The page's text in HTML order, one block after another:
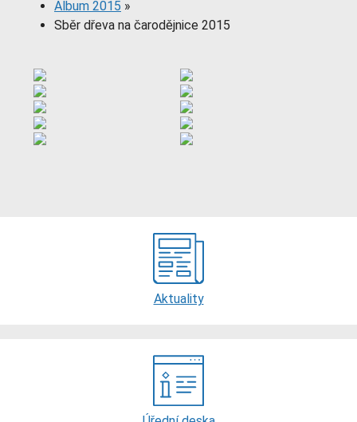
Album 2015 »
Sběr dřeva na čarodějnice 2015
Aktuality